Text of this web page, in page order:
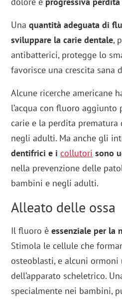
Unaquantità adeguata di
sviluppare la carie dentale,
antibatterici, protegge lo
favorisce una crescita sana
Alcune ricerche americane
l’acqua con fluoro
carie e la perdita
negli adulti. Ma anche gli
dentifrici e icollutori sono
nella prevenzione delle
bambini e negli adulti.
Alleato delle ossa
Il fluoro èessenziale per la
Stimola le cellule che
osteoblasti, e alcuni
dell’apparato scheletrico.
specialmente nei bambini,